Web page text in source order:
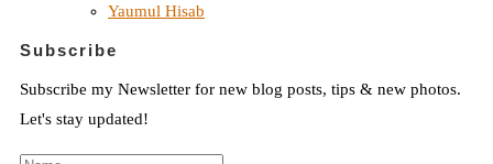
Yaumul Hisab
Subscribe
Subscribe my Newsletter for new blog posts, tips & new photos.
Let's stay updated!